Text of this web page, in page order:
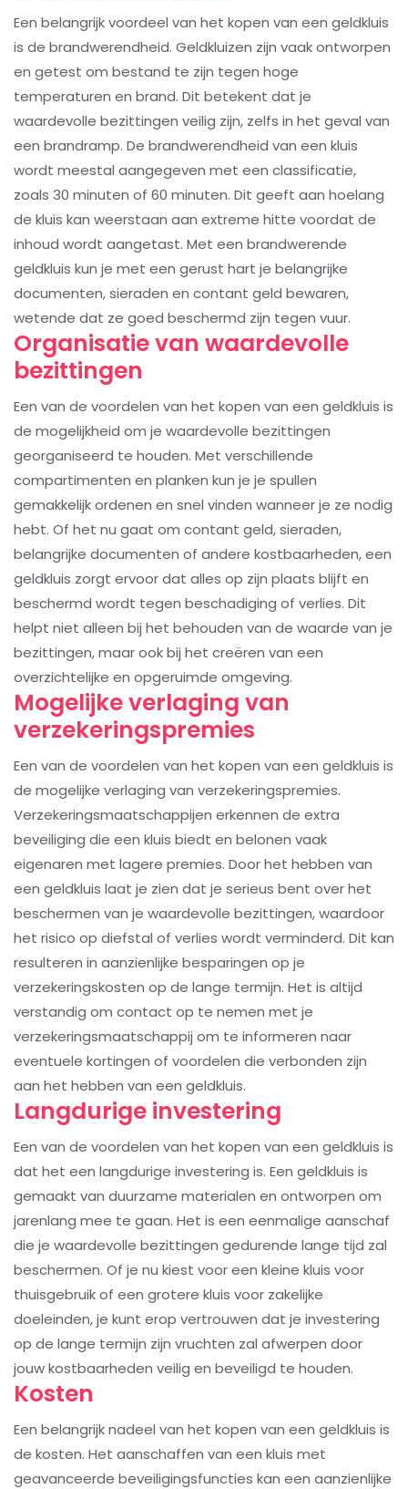
Een belangrijk voordeel van het kopen van een geldkluis
is de brandwerendheid. Geldkluizen zijn vaak ontworpen
en getest om bestand te zijn tegen hoge
temperaturen en brand. Dit betekent dat je
waardevolle bezittingen veilig zijn, zelfs in het geval van
een brandramp. De brandwerendheid van een kluis
wordt meestal aangegeven met een classificatie,
zoals 30 minuten of 60 minuten. Dit geeft aan hoelang
de kluis kan weerstaan aan extreme hitte voordat de
inhoud wordt aangetast. Met een brandwerende
geldkluis kun je met een gerust hart je belangrijke
documenten, sieraden en contant geld bewaren,
wetende dat ze goed beschermd zijn tegen vuur.
Organisatie van waardevolle
bezittingen
Een van de voordelen van het kopen van een geldkluis is
de mogelijkheid om je waardevolle bezittingen
georganiseerd te houden. Met verschillende
compartimenten en planken kun je je spullen
gemakkelijk ordenen en snel vinden wanneer je ze nodig
hebt. Of het nu gaat om contant geld, sieraden,
belangrijke documenten of andere kostbaarheden, een
geldkluis zorgt ervoor dat alles op zijn plaats blijft en
beschermd wordt tegen beschadiging of verlies. Dit
helpt niet alleen bij het behouden van de waarde van je
bezittingen, maar ook bij het creëren van een
overzichtelijke en opgeruimde omgeving.
Mogelijke verlaging van
verzekeringspremies
Een van de voordelen van het kopen van een geldkluis is
de mogelijke verlaging van verzekeringspremies.
Verzekeringsmaatschappijen erkennen de extra
beveiliging die een kluis biedt en belonen vaak
eigenaren met lagere premies. Door het hebben van
een geldkluis laat je zien dat je serieus bent over het
beschermen van je waardevolle bezittingen, waardoor
het risico op diefstal of verlies wordt verminderd. Dit kan
resulteren in aanzienlijke besparingen op je
verzekeringskosten op de lange termijn. Het is altijd
verstandig om contact op te nemen met je
verzekeringsmaatschappij om te informeren naar
eventuele kortingen of voordelen die verbonden zijn
aan het hebben van een geldkluis.
Langdurige investering
Een van de voordelen van het kopen van een geldkluis is
dat het een langdurige investering is. Een geldkluis is
gemaakt van duurzame materialen en ontworpen om
jarenlang mee te gaan. Het is een eenmalige aanschaf
die je waardevolle bezittingen gedurende lange tijd zal
beschermen. Of je nu kiest voor een kleine kluis voor
thuisgebruik of een grotere kluis voor zakelijke
doeleinden, je kunt erop vertrouwen dat je investering
op de lange termijn zijn vruchten zal afwerpen door
jouw kostbaarheden veilig en beveiligd te houden.
Kosten
Een belangrijk nadeel van het kopen van een geldkluis is
de kosten. Het aanschaffen van een kluis met
geavanceerde beveiligingsfuncties kan een aanzienlijke